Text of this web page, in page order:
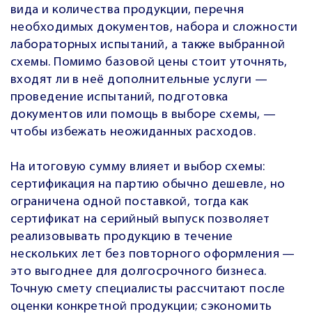
вида и количества продукции, перечня
необходимых документов, набора и сложности
лабораторных испытаний, а также выбранной
схемы. Помимо базовой цены стоит уточнять,
входят ли в неё дополнительные услуги —
проведение испытаний, подготовка
документов или помощь в выборе схемы, —
чтобы избежать неожиданных расходов.
На итоговую сумму влияет и выбор схемы:
сертификация на партию обычно дешевле, но
ограничена одной поставкой, тогда как
сертификат на серийный выпуск позволяет
реализовывать продукцию в течение
нескольких лет без повторного оформления —
это выгоднее для долгосрочного бизнеса.
Точную смету специалисты рассчитают после
оценки конкретной продукции; сэкономить